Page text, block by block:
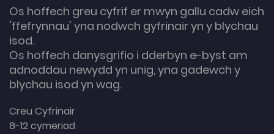
Os hoffech greu cyfrif er mwyn gallu cadw eich
'ffefrynnau' yna nodwch gyfrinair yn y blychau
isod.
Os hoffech danysgrifio i dderbyn e-byst am
adnoddau newydd yn unig, yna gadewch y
blychau isod yn wag.
Creu Cyfrinair
8-12 cymeriad